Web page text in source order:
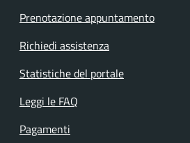
Prenotazione appuntamento
Richiedi assistenza
Statistiche del portale
Leggi le FAQ
Pagamenti